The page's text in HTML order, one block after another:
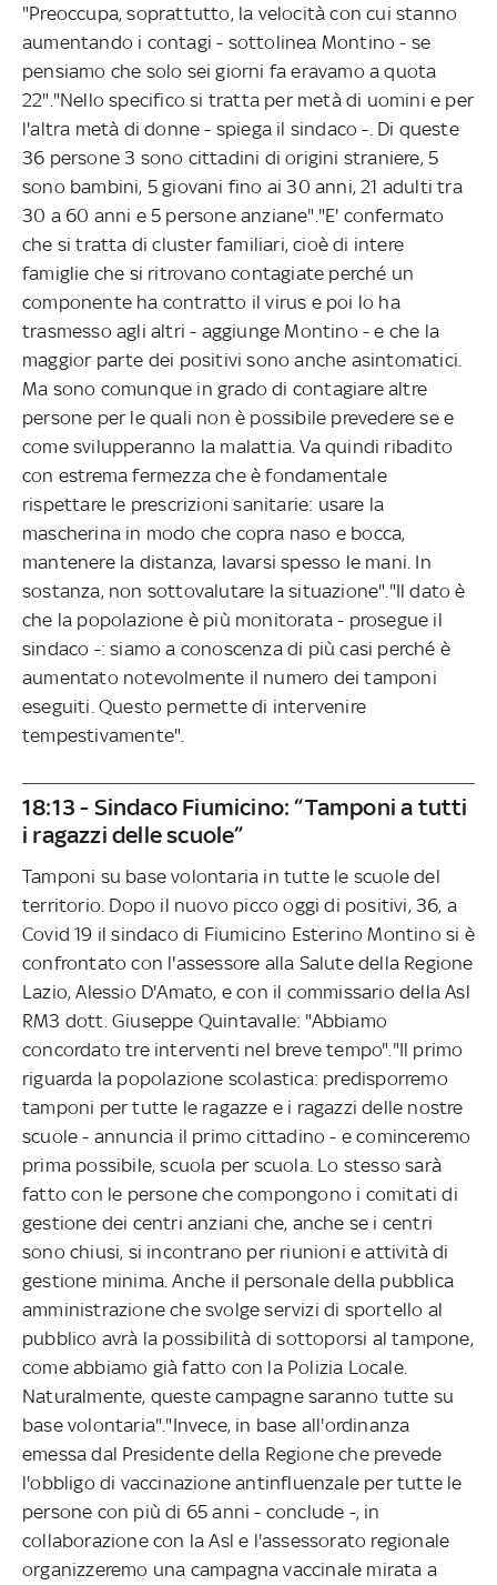
"Preoccupa, soprattutto, la velocità con cui stanno
aumentando i contagi - sottolinea Montino - se
pensiamo che solo sei giorni fa eravamo a quota
22"."Nello specifico si tratta per metà di uomini e per
l'altra metà di donne - spiega il sindaco -. Di queste
36 persone 3 sono cittadini di origini straniere, 5
sono bambini, 5 giovani fino ai 30 anni, 21 adulti tra
30 a 60 anni e 5 persone anziane"."E' confermato
che si tratta di cluster familiari, cioè di intere
famiglie che si ritrovano contagiate perché un
componente ha contratto il virus e poi lo ha
trasmesso agli altri - aggiunge Montino - e che la
maggior parte dei positivi sono anche asintomatici.
Ma sono comunque in grado di contagiare altre
persone per le quali non è possibile prevedere se e
come svilupperanno la malattia. Va quindi ribadito
con estrema fermezza che è fondamentale
rispettare le prescrizioni sanitarie: usare la
mascherina in modo che copra naso e bocca,
mantenere la distanza, lavarsi spesso le mani. In
sostanza, non sottovalutare la situazione"."Il dato è
che la popolazione è più monitorata - prosegue il
sindaco -: siamo a conoscenza di più casi perché è
aumentato notevolmente il numero dei tamponi
eseguiti. Questo permette di intervenire
tempestivamente".
18:13 - Sindaco Fiumicino: “Tamponi a tutti
i ragazzi delle scuole”
Tamponi su base volontaria in tutte le scuole del
territorio. Dopo il nuovo picco oggi di positivi, 36, a
Covid 19 il sindaco di Fiumicino Esterino Montino si è
confrontato con l'assessore alla Salute della Regione
Lazio, Alessio D'Amato, e con il commissario della Asl
RM3 dott. Giuseppe Quintavalle: "Abbiamo
concordato tre interventi nel breve tempo"."Il primo
riguarda la popolazione scolastica: predisporremo
tamponi per tutte le ragazze e i ragazzi delle nostre
scuole - annuncia il primo cittadino - e cominceremo
prima possibile, scuola per scuola. Lo stesso sarà
fatto con le persone che compongono i comitati di
gestione dei centri anziani che, anche se i centri
sono chiusi, si incontrano per riunioni e attività di
gestione minima. Anche il personale della pubblica
amministrazione che svolge servizi di sportello al
pubblico avrà la possibilità di sottoporsi al tampone,
come abbiamo già fatto con la Polizia Locale.
Naturalmente, queste campagne saranno tutte su
base volontaria"."Invece, in base all'ordinanza
emessa dal Presidente della Regione che prevede
l'obbligo di vaccinazione antinfluenzale per tutte le
persone con più di 65 anni - conclude -, in
collaborazione con la Asl e l'assessorato regionale
organizzeremo una campagna vaccinale mirata a